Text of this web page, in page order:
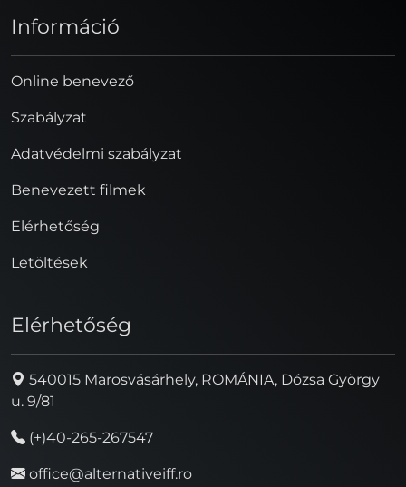
Információ
Online benevező
Szabályzat
Adatvédelmi szabályzat
Benevezett filmek
Elérhetőség
Letöltések
Elérhetőség
540015 Marosvásárhely, ROMÁNIA, Dózsa György
u. 9/81
(+)40-265-267547
office@alternativeiff.ro